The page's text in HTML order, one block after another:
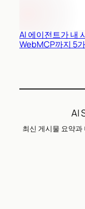
AI 에이전트가 내
WebMCP까지 5
AI
최신 게시물 요약